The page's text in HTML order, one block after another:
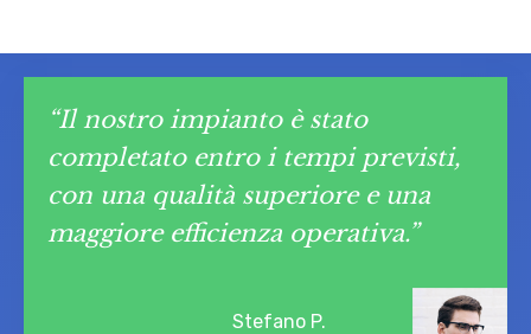
“Il nostro impianto è stato
completato entro i tempi previsti,
con una qualità superiore e una
maggiore efficienza operativa.”
Stefano P.